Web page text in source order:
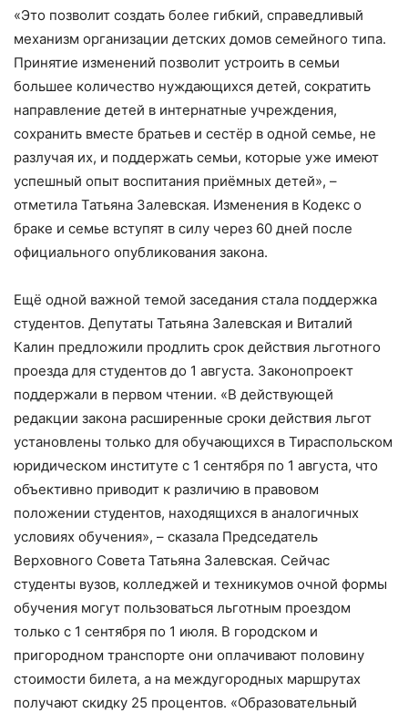
«Это позволит создать более гибкий, справедливый
механизм организации детских домов семейного типа.
Принятие изменений позволит устроить в семьи
большее количество нуждающихся детей, сократить
направление детей в интернатные учреждения,
сохранить вместе братьев и сестёр в одной семье, не
разлучая их, и поддержать семьи, которые уже имеют
успешный опыт воспитания приёмных детей», –
отметила Татьяна Залевская. Изменения в Кодекс о
браке и семье вступят в силу через 60 дней после
официального опубликования закона.
Ещё одной важной темой заседания стала поддержка
студентов. Депутаты Татьяна Залевская и Виталий
Калин предложили продлить срок действия льготного
проезда для студентов до 1 августа. Законопроект
поддержали в первом чтении. «В действующей
редакции закона расширенные сроки действия льгот
установлены только для обучающихся в Тираспольском
юридическом институте с 1 сентября по 1 августа, что
объективно приводит к различию в правовом
положении студентов, находящихся в аналогичных
условиях обучения», – сказала Председатель
Верховного Совета Татьяна Залевская. Сейчас
студенты вузов, колледжей и техникумов очной формы
обучения могут пользоваться льготным проездом
только с 1 сентября по 1 июля. В городском и
пригородном транспорте они оплачивают половину
стоимости билета, а на междугородных маршрутах
получают скидку 25 процентов. «Образовательный